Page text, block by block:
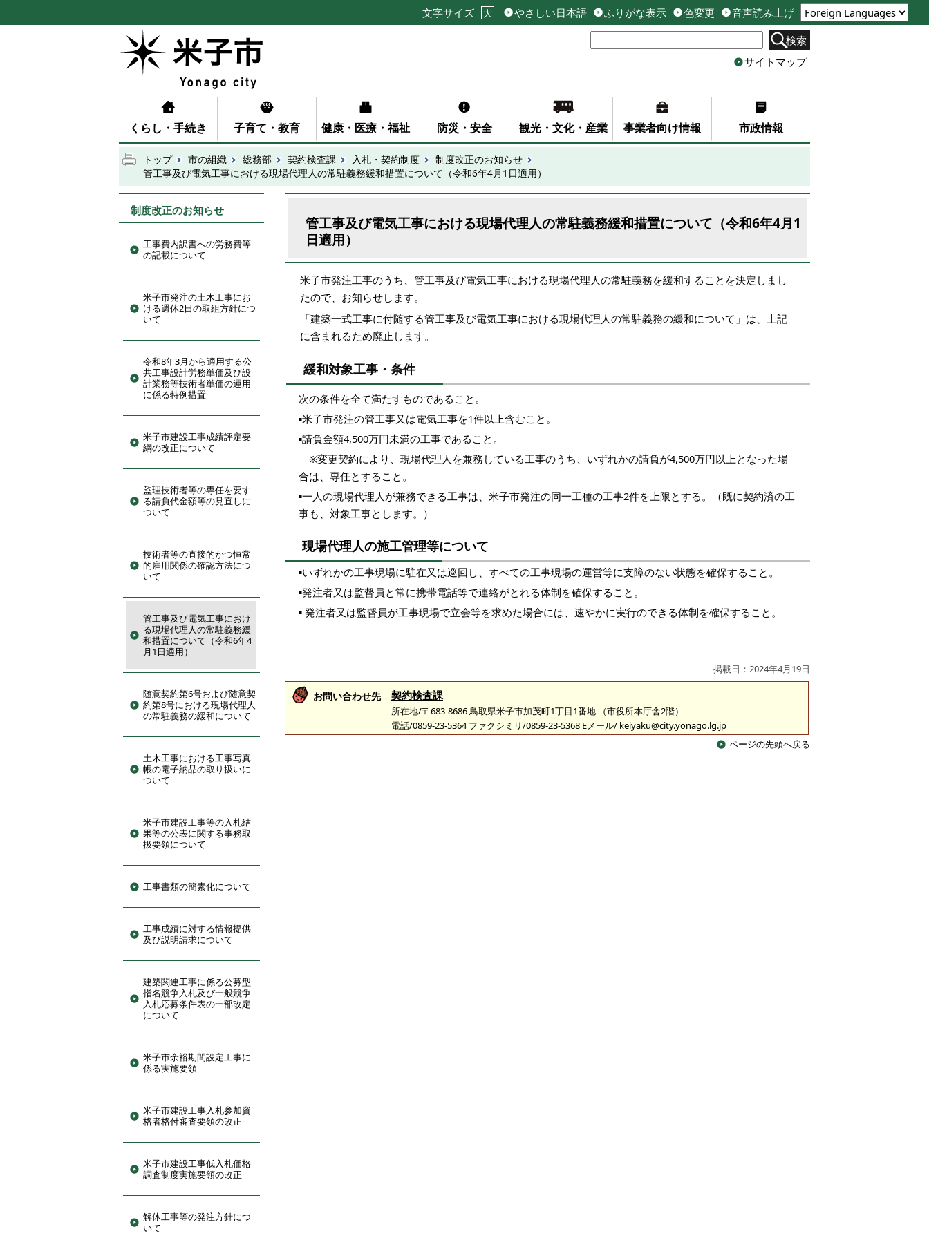
文字サイズ 大 やさしい日本語 ふりがな表示 色変更
音声読み上げ
検索
サイトマップ
くらし・手続き 子育て・教育 健康・医療・福祉 防災・安全 観光・文化・産業 事業者向け情報 市政情報
トップ 市の組織 総務部 契約検査課 入札・契約制度
制度改正のお知らせ
管工事及び電気工事における現場代理人の常駐義務緩和措置について（令和6年4月1日適用）
制度改正のお知らせ
工事費内訳書への労務費等
の記載について
米子市発注の土木工事にお
ける週休2日の取組方針につ
いて
令和8年3月から適用する公
共工事設計労務単価及び設
計業務等技術者単価の運用
に係る特例措置
米子市建設工事成績評定要
綱の改正について
監理技術者等の専任を要す
る請負代金額等の見直しに
ついて
技術者等の直接的かつ恒常
的雇用関係の確認方法につ
いて
管工事及び電気工事におけ
る現場代理人の常駐義務緩
和措置について（令和6年4
月1日適用）
随意契約第6号および随意契
約第8号における現場代理人
の常駐義務の緩和について
土木工事における工事写真
帳の電子納品の取り扱いに
ついて
米子市建設工事等の入札結
果等の公表に関する事務取
扱要領について
工事書類の簡素化について
工事成績に対する情報提供
及び説明請求について
建築関連工事に係る公募型
指名競争入札及び一般競争
入札応募条件表の一部改定
について
米子市余裕期間設定工事に
係る実施要領
米子市建設工事入札参加資
格者格付審査要領の改正
米子市建設工事低入札価格
調査制度実施要領の改正
解体工事等の発注方針につ
いて
管工事及び電気工事における現場代理人の常駐義務緩和措置について（令和6年4月1
日適用）
米子市発注工事のうち、管工事及び電気工事における現場代理人の常駐義務を緩和することを決定しまし
たので、お知らせします。
「建築一式工事に付随する管工事及び電気工事における現場代理人の常駐義務の緩和について」は、上記
に含まれるため廃止します。
緩和対象工事・条件
次の条件を全て満たすものであること。
▪米子市発注の管工事又は電気工事を1件以上含むこと。
▪請負金額4,500万円未満の工事であること。
※変更契約により、現場代理人を兼務している工事のうち、いずれかの請負が4,500万円以上となった場
合は、専任とすること。
▪一人の現場代理人が兼務できる工事は、米子市発注の同一工種の工事2件を上限とする。（既に契約済の工
事も、対象工事とします。）
現場代理人の施工管理等について
▪いずれかの工事現場に駐在又は巡回し、すべての工事現場の運営等に支障のない状態を確保すること。
▪発注者又は監督員と常に携帯電話等で連絡がとれる体制を確保すること。
▪ 発注者又は監督員が工事現場で立会等を求めた場合には、速やかに実行のできる体制を確保すること。
掲載日：2024年4月19日
お問い合わせ先 契約検査課
所在地/〒683-8686 鳥取県米子市加茂町1丁目1番地 （市役所本庁舎2階）
電話/0859-23-5364 ファクシミリ/0859-23-5368 Eメール/ keiyaku@city.yonago.lg.jp
ページの先頭へ戻る